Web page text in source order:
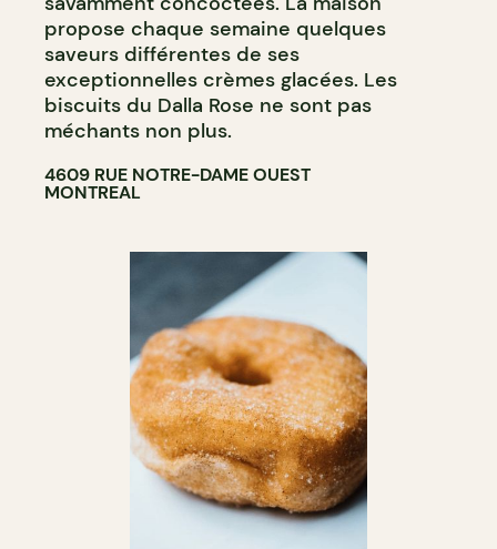
propose chaque semaine quelques
saveurs différentes de ses
exceptionnelles crèmes glacées. Les
biscuits du Dalla Rose ne sont pas
méchants non plus.
4609 RUE NOTRE-DAME OUEST
MONTREAL